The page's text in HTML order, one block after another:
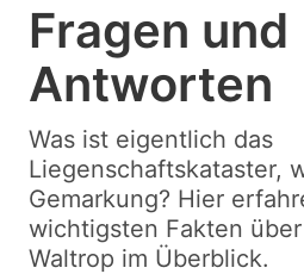
Fragen und
Antworten
Was ist eigentlich das
Liegenschaftskataster,
Gemarkung? Hier
wichtigsten Fakten
Waltrop im Überblick.